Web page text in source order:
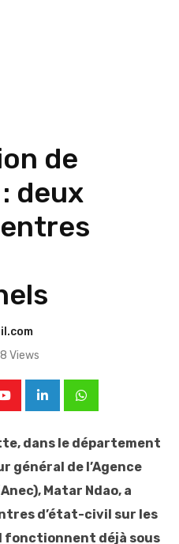
de
deux
Views
LinkedInWhatsapp
dans le département
général de l’Agence
Matar Ndao, a
d’état-civil sur les
fonctionnent déjà sous